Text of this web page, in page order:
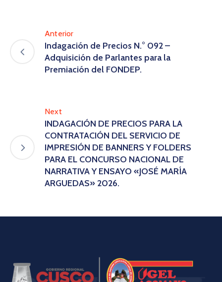
Anterior
Indagación de Precios N.° 092 –
Adquisición de Parlantes para la
Premiación del FONDEP.
Next
INDAGACIÓN DE PRECIOS PARA LA
CONTRATACIÓN DEL SERVICIO DE
IMPRESIÓN DE BANNERS Y FOLDERS
PARA EL CONCURSO NACIONAL DE
NARRATIVA Y ENSAYO «JOSÉ MARÍA
ARGUEDAS» 2026.